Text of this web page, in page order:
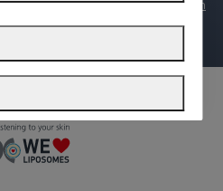
diedatenschutzbestimmungen
,cookie-politik,